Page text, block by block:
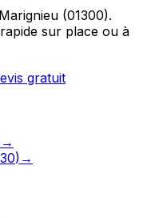
Marignieu (01300).
sur place ou à
gratuit
→
) →